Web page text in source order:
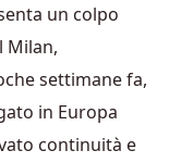
un colpo
Milan,
settimane fa,
in Europa
continuità e